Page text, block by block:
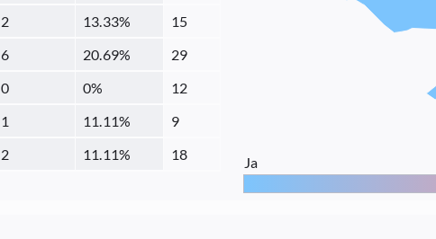
2 13.33%
15
6 20.69%
29
0 0%
12
1 11.11%
9
2 11.11% 18 Ja